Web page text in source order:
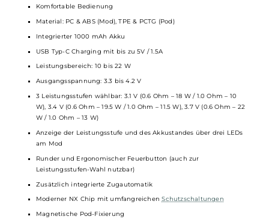
strengeren MTL-Zug und einem offeneren RDL-Zug wählen.
Die drei Leistungsstufen lassen sich bequem über den
Einstellung für dein Liquid findest.
Technische Daten
Kompakt und leicht
Ergonomisches und handschmeichelndes Design
Hochwertige Verarbeitung